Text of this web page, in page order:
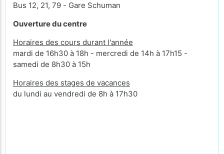
Bus 12, 21, 79 - Gare Schuman
Ouverture du centre
Horaires des cours durant l'année
mardi de 16h30 à 18h - mercredi de 14h à 17h15 -
samedi de 8h30 à 15h
Horaires des stages de vacances
du lundi au vendredi de 8h à 17h30